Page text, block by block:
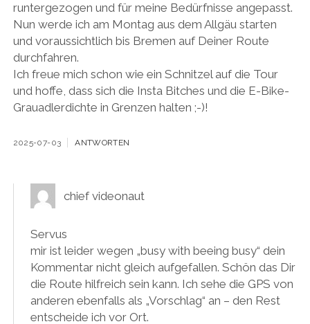
runtergezogen und für meine Bedürfnisse angepasst.
Nun werde ich am Montag aus dem Allgäu starten
und voraussichtlich bis Bremen auf Deiner Route
durchfahren.
Ich freue mich schon wie ein Schnitzel auf die Tour
und hoffe, dass sich die Insta Bitches und die E-Bike-
Grauadlerdichte in Grenzen halten ;-)!
2025-07-03 ANTWORTEN
chief videonaut
Servus
mir ist leider wegen „busy with beeing busy“ dein
Kommentar nicht gleich aufgefallen. Schön das Dir
die Route hilfreich sein kann. Ich sehe die GPS von
anderen ebenfalls als „Vorschlag“ an – den Rest
entscheide ich vor Ort.